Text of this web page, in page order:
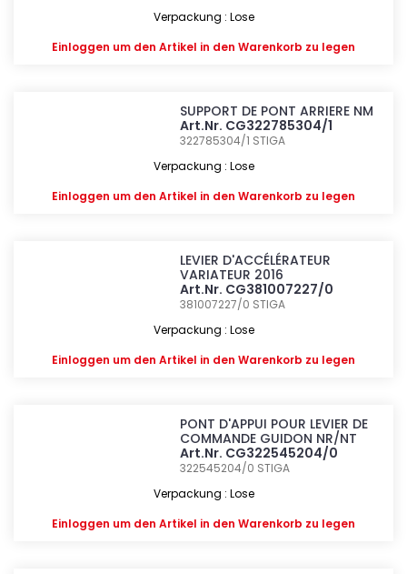
Verpackung : Lose
Einloggen um den Artikel in den Warenkorb zu legen
SUPPORT DE PONT ARRIERE NM
Art.Nr. CG322785304/1
322785304/1 STIGA
Verpackung : Lose
Einloggen um den Artikel in den Warenkorb zu legen
LEVIER D'ACCÉLÉRATEUR
VARIATEUR 2016
Art.Nr. CG381007227/0
381007227/0 STIGA
Verpackung : Lose
Einloggen um den Artikel in den Warenkorb zu legen
PONT D'APPUI POUR LEVIER DE
COMMANDE GUIDON NR/NT
Art.Nr. CG322545204/0
322545204/0 STIGA
Verpackung : Lose
Einloggen um den Artikel in den Warenkorb zu legen